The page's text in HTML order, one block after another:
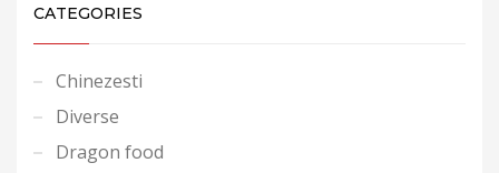
CATEGORIES
Chinezesti
Diverse
Dragon food